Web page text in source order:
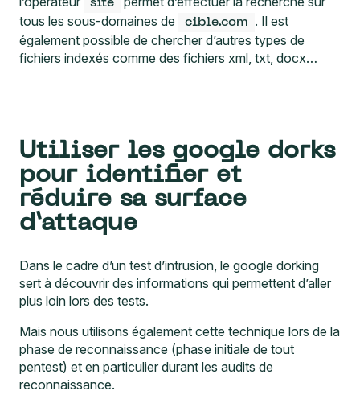
tous les sous-domaines de
. Il est
également possible de chercher d’autres types de
fichiers indexés comme des fichiers xml, txt, docx…
Utiliser les google dorks
pour identifier et
réduire sa surface
d’attaque
sert à découvrir des informations qui permettent d’aller
plus loin lors des tests.
phase de reconnaissance (phase initiale de tout
pentest) et en particulier durant lesaudits de
reconnaissance.